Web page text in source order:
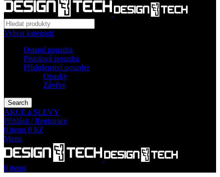
Vybrat kategorii
Ostatní pouzdra
Pistolová pouzdra
Příslušenství pouzder
Opasky
Závěsy
Search
AKCE a SLEVY
Přihlásit / Registrace
0 items 0 Kč
Menu
0 items